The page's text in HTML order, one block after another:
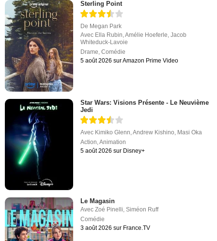
Sterling Point
De Megan Park
Avec Ella Rubin,Amélie Hoeferle,Jacob
Whiteduck-Lavoie
Drame,Comédie
5 août 2026 sur Amazon Prime Video
Star Wars: Visions Présente - Le Neuvième
Jedi
Avec Kimiko Glenn ,Andrew Kishino Masi Oka
Action ,Animation
5 août 2026 sur Disney+
Le Magasin
AvecZoé Pinelli,Siméon Ruff
Comédie
3 août 2026 sur France.TV